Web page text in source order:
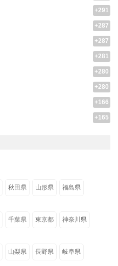
+291
+287
+287
+281
+280
+280
+166
+165
秋田県 山形県 福島県
千葉県 東京都 神奈川県
山梨県 長野県 岐阜県